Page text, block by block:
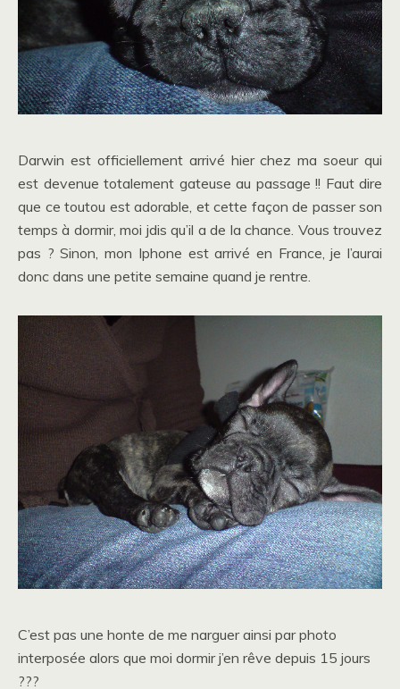
Darwin est officiellement arrivé hier chez ma soeur qui
est devenue totalement gateuse au passage !! Faut dire
que ce toutou est adorable, et cette façon de passer son
temps à dormir, moi jdis qu’il a de la chance. Vous trouvez
pas ? Sinon, mon Iphone est arrivé en France, je l’aurai
donc dans une petite semaine quand je rentre.
C’est pas une honte de me narguer ainsi par photo
interposée alors que moi dormir j’en rêve depuis 15 jours
???